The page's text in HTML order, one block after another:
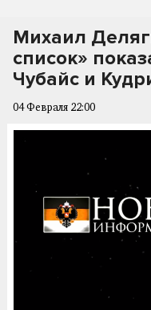
Михаил
список»
Чубайс и
04 Февраля 22:00